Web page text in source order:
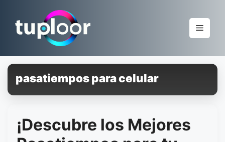
para
Menu
pasatiempos para celular
¡Descubre los Mejores